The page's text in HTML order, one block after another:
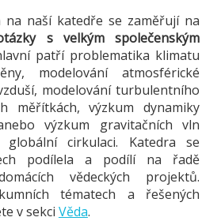
na naší katedře se zaměřují na
s velkým společenským
patří problematika klimatu
modelování atmosférické
modelování turbulentního
měřítkách, výzkum dynamiky
výzkum gravitačních vln
cirkulaci. Katedra se
podílela a podílí na řadě
vědeckých projektů.
tématech a řešených
v sekci Věda.